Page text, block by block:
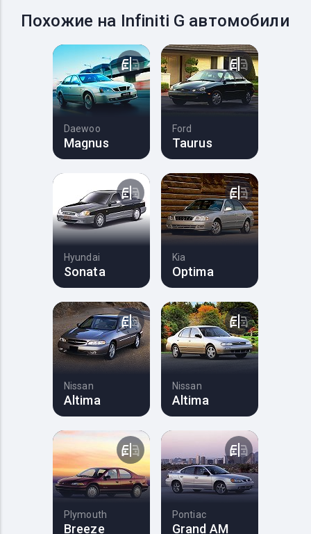
Похожие на Infiniti G автомобили
Daewoo
Magnus
Ford
Taurus
Hyundai
Sonata
Kia
Optima
Nissan
Altima
Nissan
Altima
Plymouth
Breeze
Pontiac
Grand AM